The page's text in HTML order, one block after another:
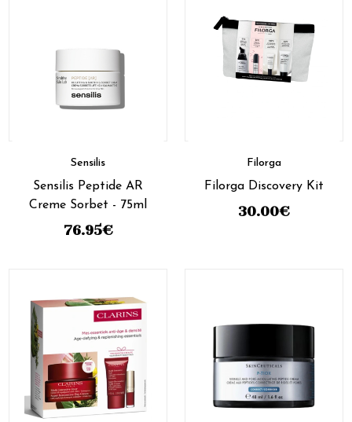
Sensilis
Sensilis Peptide AR
Creme Sorbet - 75ml
76.95€
Filorga
Filorga Discovery Kit
30.00€